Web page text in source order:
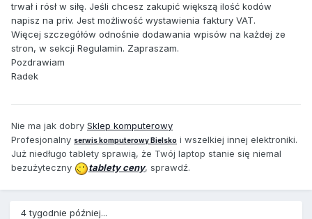
trwał i rósł w siłę. Jeśli chcesz zakupić większą ilość kodów
napisz na priv. Jest możliwość wystawienia faktury VAT.
Więcej szczegółów odnośnie dodawania wpisów na każdej ze
stron, w sekcji Regulamin. Zapraszam.
Pozdrawiam
Radek
Nie ma jak dobry Sklep komputerowy
Profesjonalny serwis komputerowy Bielsko i wszelkiej innej elektroniki.
Już niedługo tablety sprawią, że Twój laptop stanie się niemal
bezużyteczny
tablety ceny, sprawdź.
4 tygodnie później...